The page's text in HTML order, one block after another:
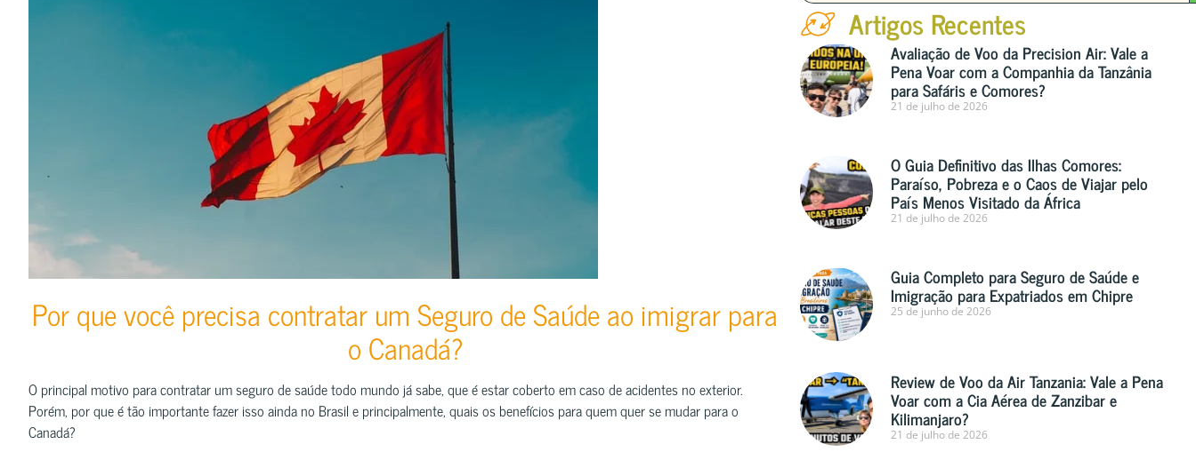
Por que você precisa contratar um Seguro de Saúde ao imigrar para
o Canadá?
O principal motivo para contratar um seguro de saúde todo mundo já sabe, que é estar coberto em caso de acidentes no exterior.
Porém, por que é tão importante fazer isso ainda no Brasil e principalmente, quais os benefícios para quem quer se mudar para o
Canadá?
Artigos Recentes
Avaliação de Voo da Precision Air: Vale a
Pena Voar com a Companhia da Tanzânia
para Safáris e Comores?
21 de julho de 2026
O Guia Definitivo das Ilhas Comores:
Paraíso, Pobreza e o Caos de Viajar pelo
País Menos Visitado da África
21 de julho de 2026
Guia Completo para Seguro de Saúde e
Imigração para Expatriados em Chipre
25 de junho de 2026
Review de Voo da Air Tanzania: Vale a Pena
Voar com a Cia Aérea de Zanzibar e
Kilimanjaro?
21 de julho de 2026